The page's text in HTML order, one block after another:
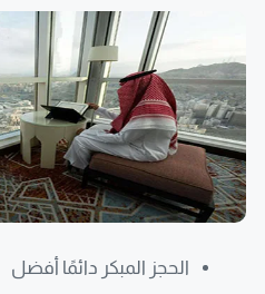
الحجز المبكر دائمًا أفضل